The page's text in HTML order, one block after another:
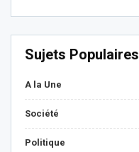
Sujets Populaires
A la Une
Société
Politique